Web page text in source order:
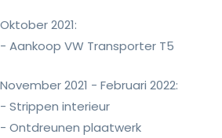
Oktober 2021:
- Aankoop VW Transporter T5
November 2021 - Februari 2022:
- Strippen interieur
- Ontdreunen plaatwerk